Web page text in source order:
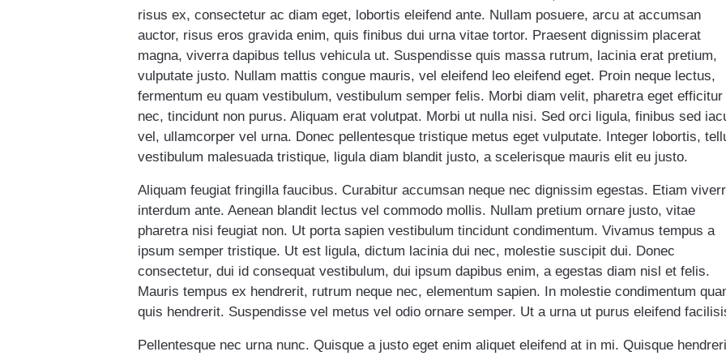
risus ex, consectetur ac diam eget, lobortis eleifend ante. Nullam posuere, arcu at accumsan
auctor, risus eros gravida enim, quis finibus dui urna vitae tortor. Praesent dignissim placerat
magna, viverra dapibus tellus vehicula ut. Suspendisse quis massa rutrum, lacinia erat pretium,
vulputate justo. Nullam mattis congue mauris, vel eleifend leo eleifend eget. Proin neque lectus,
fermentum eu quam vestibulum, vestibulum semper felis. Morbi diam velit, pharetra eget efficitur
nec, tincidunt non purus. Aliquam erat volutpat. Morbi ut nulla nisi. Sed orci ligula, finibus sed
vel, ullamcorper vel urna. Donec pellentesque tristique metus eget vulputate. Integer lobortis,
vestibulum malesuada tristique, ligula diam blandit justo, a scelerisque mauris elit eu justo.
Aliquam feugiat fringilla faucibus. Curabitur accumsan neque nec dignissim egestas. Etiam
interdum ante. Aenean blandit lectus vel commodo mollis. Nullam pretium ornare justo, vitae
pharetra nisi feugiat non. Ut porta sapien vestibulum tincidunt condimentum. Vivamus tempus a
ipsum semper tristique. Ut est ligula, dictum lacinia dui nec, molestie suscipit dui. Donec
consectetur, dui id consequat vestibulum, dui ipsum dapibus enim, a egestas diam nisl et felis.
Mauris tempus ex hendrerit, rutrum neque nec, elementum sapien. In molestie condimentum
quis hendrerit. Suspendisse vel metus vel odio ornare semper. Ut a urna ut purus eleifend
Pellentesque nec urna nunc. Quisque a justo eget enim aliquet eleifend at in mi. Quisque